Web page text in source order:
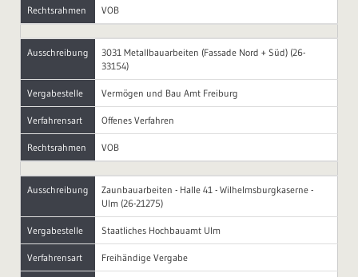
Rechtsrahmen VOB
Ausschreibung
3031 Metallbauarbeiten (Fassade Nord + Süd) (26-
33154)
Vergabestelle Vermögen und Bau Amt Freiburg
Verfahrensart Offenes Verfahren
Rechtsrahmen VOB
Ausschreibung
Zaunbauarbeiten - Halle 41 - Wilhelmsburgkaserne -
Ulm (26-21275)
Vergabestelle Staatliches Hochbauamt Ulm
Verfahrensart Freihändige Vergabe